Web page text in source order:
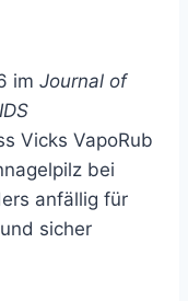
im Journal of
Vicks VapoRub
bei
anfällig für
sicher